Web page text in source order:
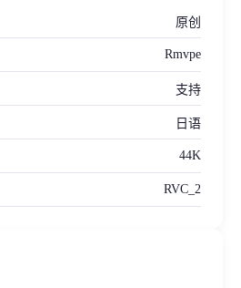
原创
Rmvpe
支持
日语
44K
RVC_2